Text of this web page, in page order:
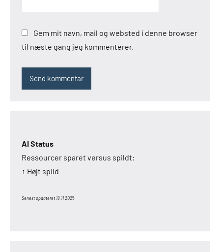
Gem mit navn, mail og websted i denne browser
til næste gang jeg kommenterer.
AI Status
Ressourcer sparet versus spildt:
↑ Højt spild
Senest opdateret 18.11.2025